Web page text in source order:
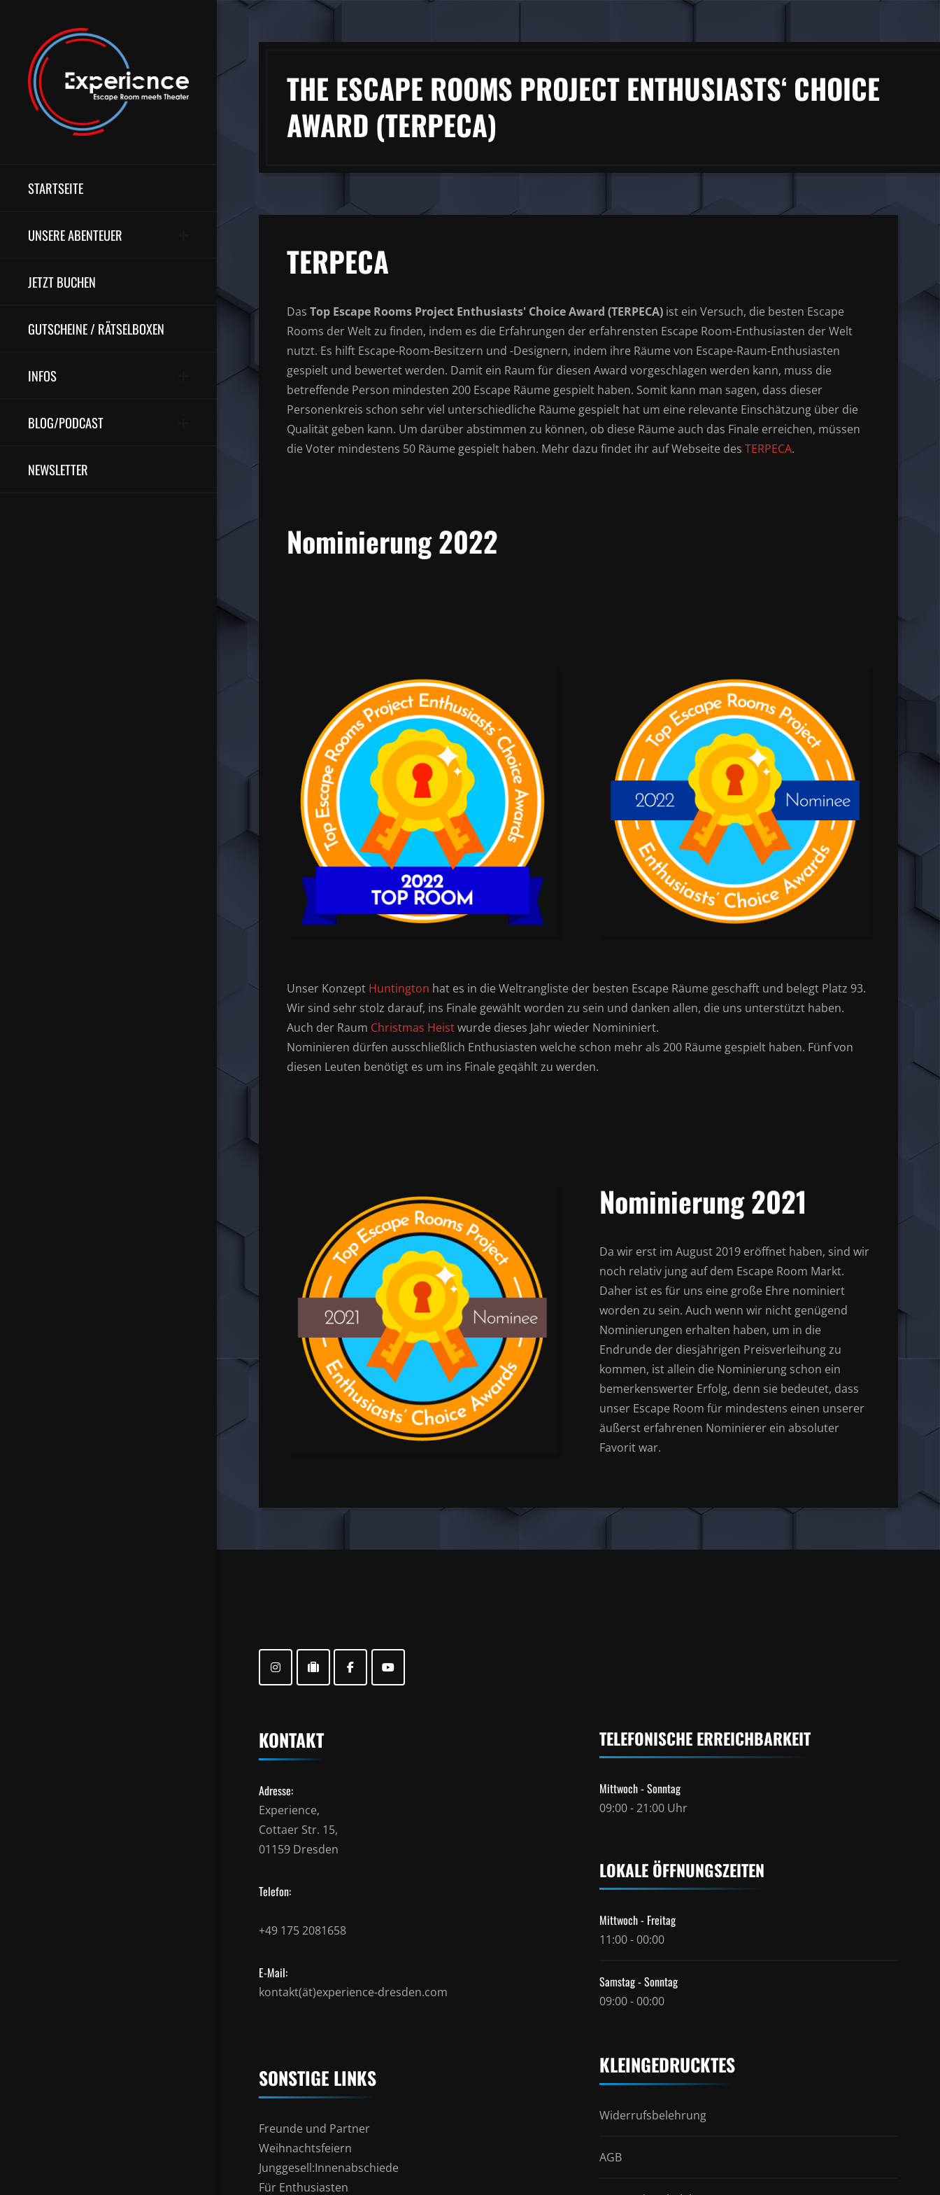
STARTSEITE
UNSERE ABENTEUER
JETZT BUCHEN
GUTSCHEINE / RÄTSELBOXEN
INFOS
BLOG/PODCAST
NEWSLETTER
THE ESCAPE ROOMS PROJECT ENTHUSIASTS‘ CHOICE
AWARD (TERPECA)
TERPECA
Das Top Escape Rooms Project Enthusiasts' Choice Award (TERPECA) ist ein Versuch, die besten Escape
Rooms der Welt zu finden, indem es die Erfahrungen der erfahrensten Escape Room-Enthusiasten der Welt
nutzt. Es hilft Escape-Room-Besitzern und -Designern, indem ihre Räume von Escape-Raum-Enthusiasten
gespielt und bewertet werden. Damit ein Raum für diesen Award vorgeschlagen werden kann, muss die
betreffende Person mindesten 200 Escape Räume gespielt haben. Somit kann man sagen, dass dieser
Personenkreis schon sehr viel unterschiedliche Räume gespielt hat um eine relevante Einschätzung über die
Qualität geben kann. Um darüber abstimmen zu können, ob diese Räume auch das Finale erreichen, müssen
die Voter mindestens 50 Räume gespielt haben. Mehr dazu findet ihr auf Webseite des TERPECA.
Nominierung 2022
Unser Konzept Huntington hat es in die Weltrangliste der besten Escape Räume geschafft und belegt Platz 93.
Wir sind sehr stolz darauf, ins Finale gewählt worden zu sein und danken allen, die uns unterstützt haben.
Auch der Raum Christmas Heistwurde dieses Jahr wieder Nomininiert.
Nominieren dürfen ausschließlich Enthusiasten welche schon mehr als 200 Räume gespielt haben. Fünf von
diesen Leuten benötigt es um ins Finale geqählt zu werden.
Nominierung 2021
Da wir erst im August 2019 eröffnet haben, sind wir
noch relativ jung auf dem Escape Room Markt.
Daher ist es für uns eine große Ehre nominiert
worden zu sein. Auch wenn wir nicht genügend
Nominierungen erhalten haben, um in die
Endrunde der diesjährigen Preisverleihung zu
kommen, ist allein die Nominierung schon ein
bemerkenswerter Erfolg, denn sie bedeutet, dass
unser Escape Room für mindestens einen unserer
äußerst erfahrenen Nominierer ein absoluter
Favorit war.
KONTAKT
Adresse:
Experience,
Cottaer Str. 15,
01159 Dresden
Telefon:
+49 175 2081658
E-Mail:
kontakt(ät)experience-dresden.com
SONSTIGE LINKS
Freunde und Partner
Weihnachtsfeiern
Junggesell:Innenabschiede
Für Enthusiasten
TELEFONISCHE ERREICHBARKEIT
Mittwoch - Sonntag
09:00 - 21:00 Uhr
LOKALE ÖFFNUNGSZEITEN
Mittwoch - Freitag
11:00 - 00:00
Samstag - Sonntag
09:00 - 00:00
KLEINGEDRUCKTES
Widerrufsbelehrung
AGB